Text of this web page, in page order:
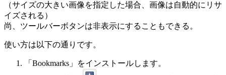
（サイズの大きい画像を指定した場合、画像は自動的にリサ
イズされる）
尚、ツールバーボタンは非表示にすることもできる。
使い方は以下の通りです。
「Bookmarks」をインストールします。